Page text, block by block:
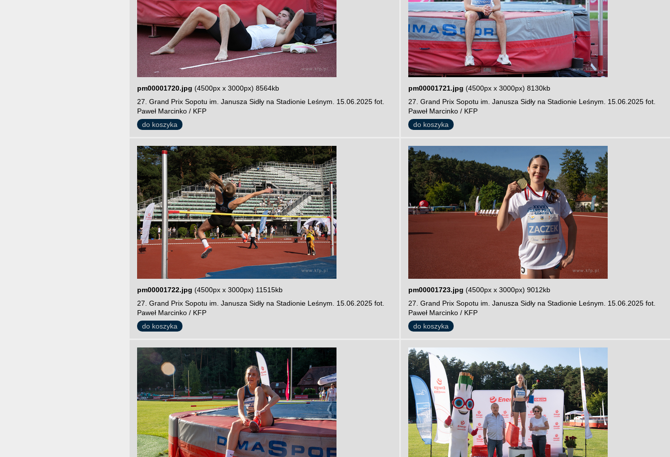
pm00001720.jpg (4500px x 3000px) 8564kb
27. Grand Prix Sopotu im. Janusza Sidły na Stadionie Leśnym. 15.06.2025 fot.
Paweł Marcinko / KFP
do koszyka
pm00001721.jpg (4500px x 3000px) 8130kb
27. Grand Prix Sopotu im. Janusza Sidły na Stadionie Leśnym. 15.06.2025 fot.
Paweł Marcinko / KFP
do koszyka
pm00001722.jpg (4500px x 3000px) 11515kb
27. Grand Prix Sopotu im. Janusza Sidły na Stadionie Leśnym. 15.06.2025 fot.
Paweł Marcinko / KFP
do koszyka
pm00001723.jpg (4500px x 3000px) 9012kb
27. Grand Prix Sopotu im. Janusza Sidły na Stadionie Leśnym. 15.06.2025 fot.
Paweł Marcinko / KFP
do koszyka